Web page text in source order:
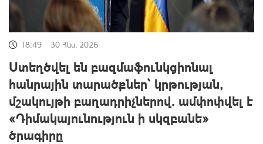
18:49 30 Հնս, 2026
Ստեղծվել են բազմաֆունկցիոնալ
հանրային տարածքներ՝ կրթության,
մշակույթի բաղադրիչներով․ ամփոփվել է
«Դիմակայունություն ի սկզբանե»
ծրագիրը